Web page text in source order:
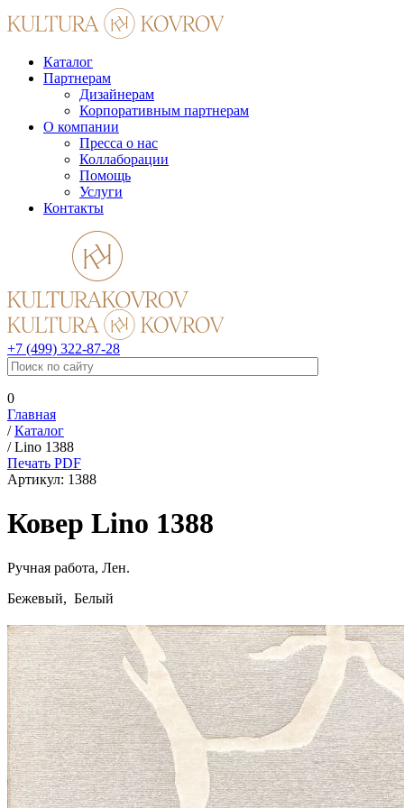
Каталог
Партнерам
Дизайнерам
Корпоративным партнерам
О компании
Пресса о нас
Коллаборации
Помощь
Услуги
Контакты
+7 (499) 322-87-28
0
Главная
/Каталог
/Lino 1388
Печать PDF
Артикул: 1388
Ковер Lino 1388
Ручная работа, Лен.
Бежевый, Белый